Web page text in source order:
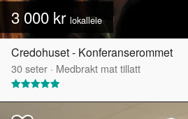
3 000 kr lokalleie
Credohuset - Konferanserommet
30seter · Medbrakt mat tillatt